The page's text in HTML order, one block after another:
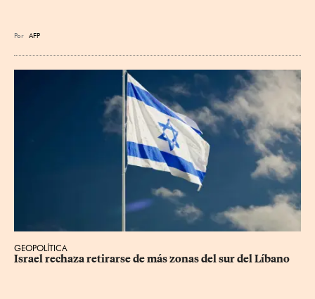
Por AFP
GEOPOLÍTICA
Israel rechaza retirarse de más zonas del sur del Líbano